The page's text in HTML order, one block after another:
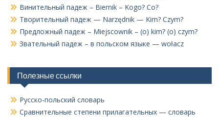
Винительный падеж – Biernik – Kogo? Co?
Творительный падеж — Narzędnik — Kim? Czym?
Предложный падеж – Miejscownik – (o) kim? (o) czym?
Звательный падеж – в польском языке — wołacz
Полезные ссылки
Русско-польский словарь
Сравнительные степени прилагательных — словарь